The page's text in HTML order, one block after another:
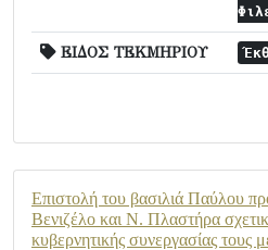
ΕΙΔΟΣ ΤΕΚΜΗΡΙΟΥ
Επιστολή του βασιλιά Παύλου
Βενιζέλο και Ν. Πλαστήρα
κυβερνητικής συνεργασίας τους